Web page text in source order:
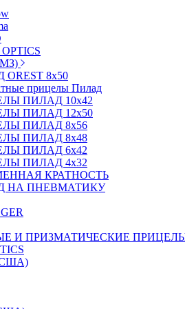
8х50
прицелы Пилад
ПИЛАД 10х42
ПИЛАД 12х50
ПИЛАД 8х56
ПИЛАД 8х48
ПИЛАД 6х42
ПИЛАД 4х32
КРАТНОСТЬ
НА ПНЕВМАТИКУ
И ПРИЗМАТИЧЕСКИЕ